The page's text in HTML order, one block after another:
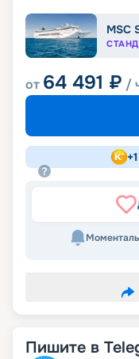
MSC
от 64 491 ₽ /
+
Пишите в